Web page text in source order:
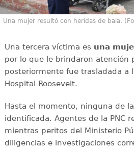
Una mujer resultó con heridas de bala.
Una tercera víctima es una
por lo que le brindaron atención
posteriormente fue trasladada a
Hospital Roosevelt.
Hasta el momento, ninguna de
identificada. Agentes de la PNC
mientras peritos del Ministerio
diligencias e investigaciones